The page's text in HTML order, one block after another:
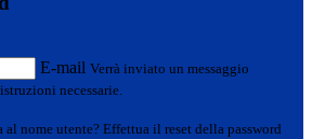
E-mail Verrà inviato un messaggio
necessarie.
al nome utente? Effettua il reset della password